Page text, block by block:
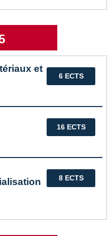
6 ECTS
et
16 ECTS
8 ECTS